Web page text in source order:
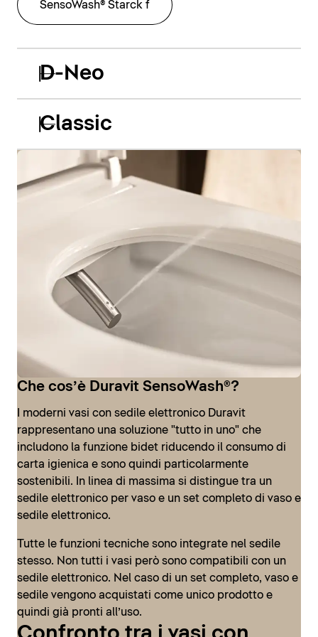
SensoWash® Starck f
D-Neo
SensoWash® D-Neo
Con la serie SensoWash® D-Neo, Duravit presenta un
moderno vaso con sedile elettronico nella fascia
entry-level: compatto nelle dimensioni e nel prezzo. Si
Classic
SensoWash® Classic
Che cos’è Duravit SensoWash®?
I moderni vasi con sedile elettronico Duravit
rappresentano una soluzione "tutto in uno" che
includono la funzione bidet riducendo il consumo di
carta igienica e sono quindi particolarmente
sostenibili. In linea di massima si distingue tra un
sedile elettronico per vaso e un set completo di vaso e
sedile elettronico.
Tutte le funzioni tecniche sono integrate nel sedile
stesso. Non tutti i vasi però sono compatibili con un
sedile elettronico. Nel caso di un set completo, vaso e
sedile vengono acquistati come unico prodotto e
quindi già pronti all’uso.